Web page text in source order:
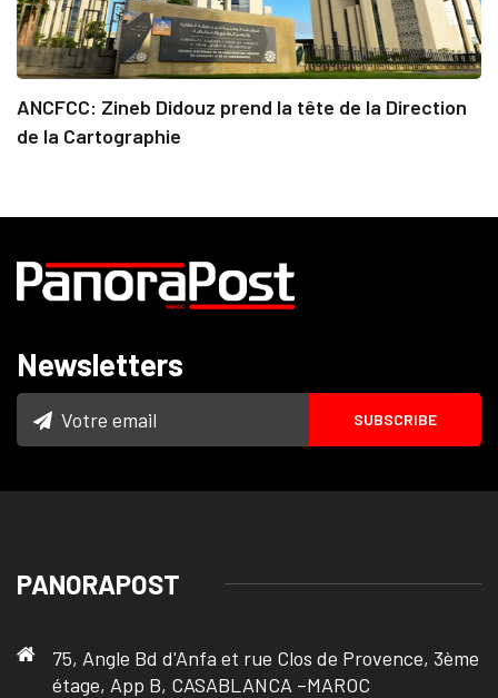
ANCFCC: Zineb Didouz prend la tête de la Direction
de la Cartographie
Newsletters
PANORAPOST
75, Angle Bd d'Anfa et rue Clos de Provence, 3ème
étage, App B, CASABLANCA –MAROC